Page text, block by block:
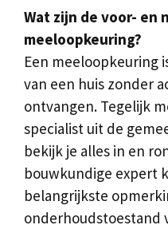
Wat zijn de voor- en
meeloopkeuring?
Een meeloopkeuring
van een huis zonder
ontvangen. Tegelijk
specialist uit de
bekijk je alles in en
bouwkundige expert
belangrijkste
onderhoudstoestand